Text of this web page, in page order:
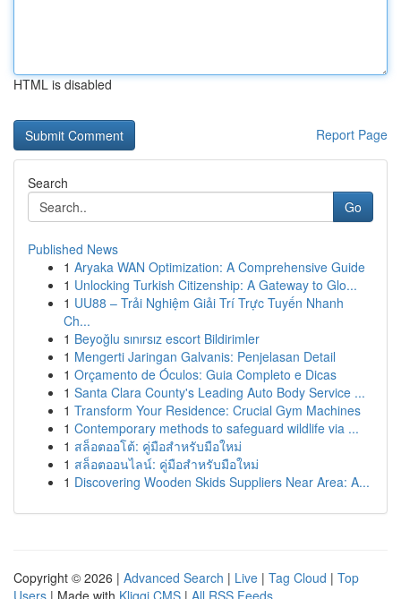
HTML is disabled
Report Page
Search
Go
Published News
1 Aryaka WAN Optimization: A Comprehensive Guide
1 Unlocking Turkish Citizenship: A Gateway to Glo...
1 UU88 – Trải Nghiệm Giải Trí Trực Tuyến Nhanh
Ch...
1 Beyoğlu sınırsız escort Bildirimler
1 Mengerti Jaringan Galvanis: Penjelasan Detail
1 Orçamento de Óculos: Guia Completo e Dicas
1 Santa Clara County's Leading Auto Body Service ...
1 Transform Your Residence: Crucial Gym Machines
1 Contemporary methods to safeguard wildlife via ...
1 สล็อตออโต้: คู่มือสำหรับมือใหม่
1 สล็อตออนไลน์: คู่มือสำหรับมือใหม่
1 Discovering Wooden Skids Suppliers Near Area: A...
Copyright © 2026 | Advanced Search | Live | Tag Cloud | Top
Users | Made with Kliqqi CMS | All RSS Feeds